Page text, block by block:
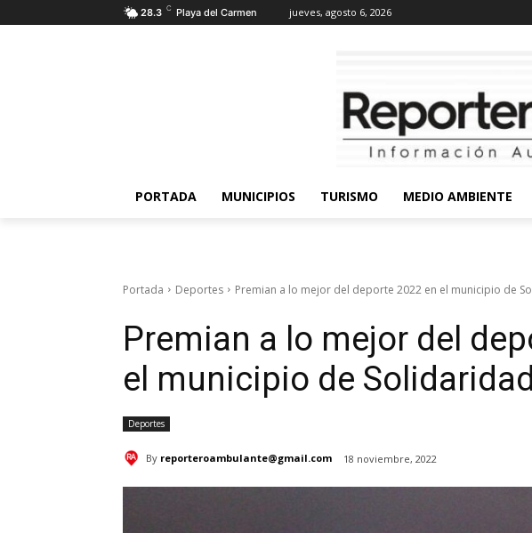
28.3 C Playa del Carmen jueves, agosto 6, 2026
PORTADA MUNICIPIOS TURISMO MEDIO AMBIENTE
Portada Deportes Premian a lo mejor del deporte 2022 en el municipio de
Premian a lo mejor del
el municipio de Solidaridad
Deportes
By reporteroambulante@gmail.com 18 noviembre, 2022